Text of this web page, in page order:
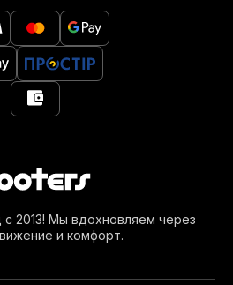
2013! Мы вдохновляем через
и комфорт.